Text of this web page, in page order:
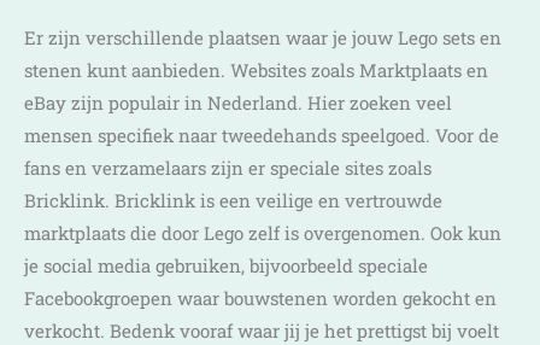
Er zijn verschillende plaatsen waar je jouw Lego sets en
stenen kunt aanbieden. Websites zoals Marktplaats en
eBay zijn populair in Nederland. Hier zoeken veel
mensen specifiek naar tweedehands speelgoed. Voor de
fans en verzamelaars zijn er speciale sites zoals
Bricklink. Bricklink is een veilige en vertrouwde
marktplaats die door Lego zelf is overgenomen. Ook kun
je social media gebruiken, bijvoorbeeld speciale
Facebookgroepen waar bouwstenen worden gekocht en
verkocht. Bedenk vooraf waar jij je het prettigst bij voelt